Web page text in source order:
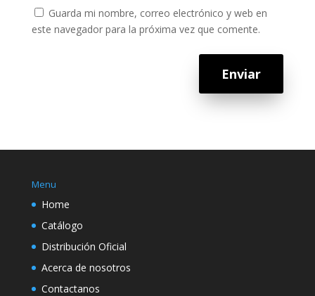
Guarda mi nombre, correo electrónico y web en
este navegador para la próxima vez que comente.
Enviar
Menu
Home
Catálogo
Distribución Oficial
Acerca de nosotros
Contactanos